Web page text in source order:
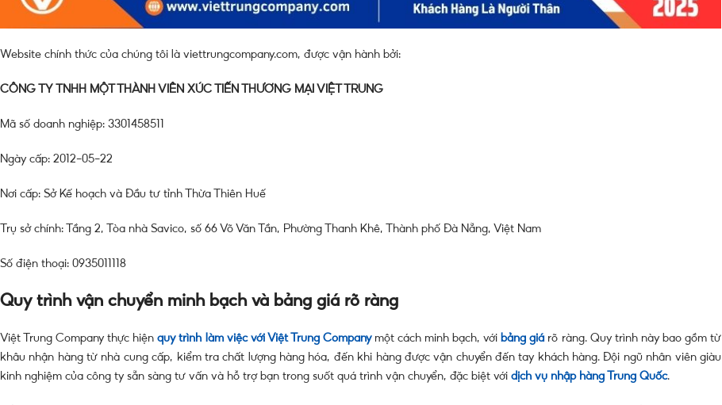
Website chính thức của chúng tôi là viettrungcompany.com, được vận hành bởi:
CÔNG TY TNHH MỘT THÀNH VIÊN XÚC TIẾN THƯƠNG MẠI VIỆT TRUNG
Mã số doanh nghiệp: 3301458511
Ngày cấp: 2012-05-22
Nơi cấp: Sở Kế hoạch và Đầu tư tỉnh Thừa Thiên Huế
Trụ sở chính: Tầng 2, Tòa nhà Savico, số 66 Võ Văn Tần, Phường Thanh Khê, Thành phố Đà Nẵng, Việt Nam
Số điện thoại: 0935011118
Quy trình vận chuyển minh bạch và bảng giá rõ ràng
Việt Trung Company thực hiệnquy trình làm việc với Việt Trung Companymột cách minh bạch, với bảng giá rõ ràng. Quy trình này bao gồm từ
khâu nhận hàng từ nhà cung cấp, kiểm tra chất lượng hàng hóa, đến khi hàng được vận chuyển đến tay khách hàng. Đội ngũ nhân viên giàu
kinh nghiệm của công ty sẵn sàng tư vấn và hỗ trợ bạn trong suốt quá trình vận chuyển, đặc biệt với dịch vụ nhập hàng Trung Quốc.